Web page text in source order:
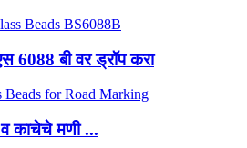
6088 बी वर ड्रॉप करा
व काचेचे मणी ...